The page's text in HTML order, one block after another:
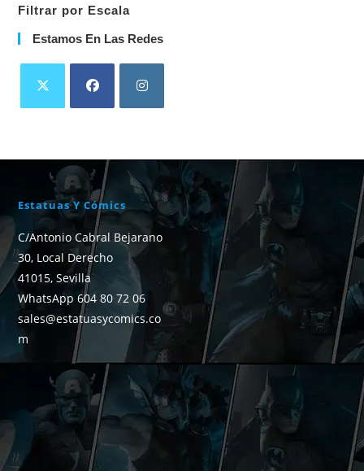
Filtrar por Escala
Estamos En Las Redes
Estatuas Y Cómics
C/Antonio Cabral Bejarano
30, Local Derecho
41015, Sevilla
WhatsApp 604 80 72 06
sales@estatuasycomics.co
m